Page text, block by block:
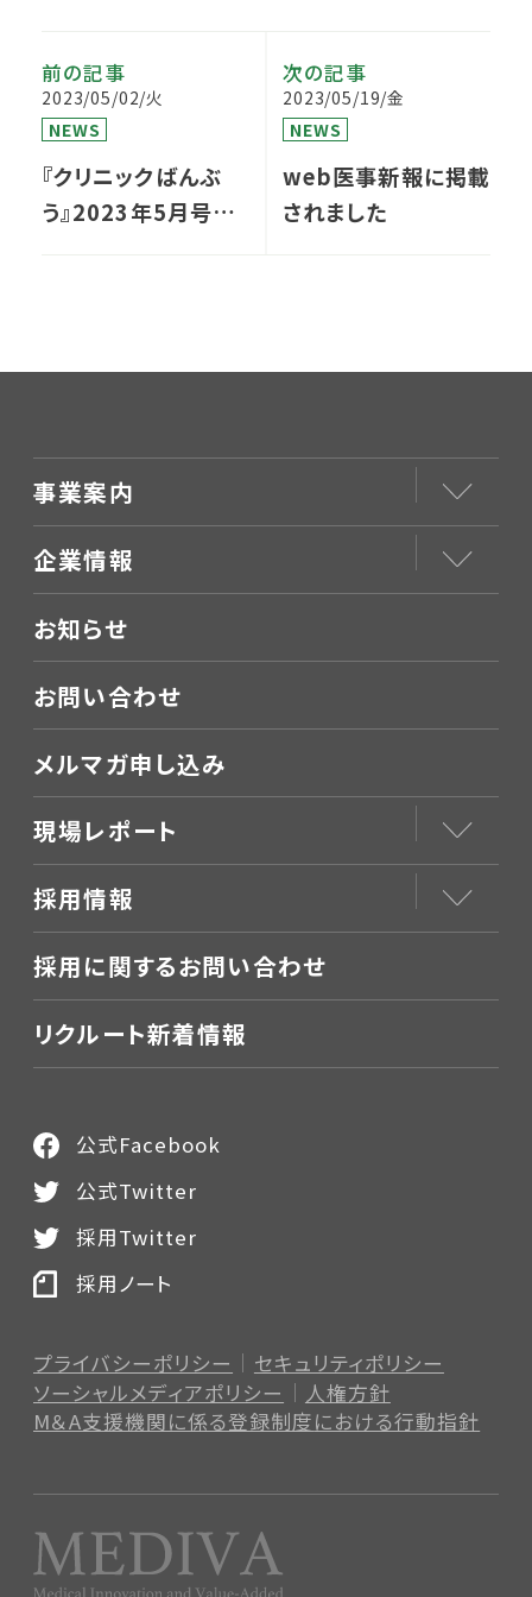
前の記事
2023/05/02/火
NEWS
『クリニックばんぶ
う』2023年5月号に
次の記事
2023/05/19/金
NEWS
web医事新報に掲載
されました
事業案内
企業情報
お知らせ
お問い合わせ
メルマガ申し込み
現場レポート
採用情報
採用に関するお問い合わせ
リクルート新着情報
プライバシーポリシー
セキュリティポリシー
ソーシャルメディアポリシー
人権方針
M＆A支援機関に係る登録制度における行動指針
公式Facebook
公式Twitter
採用Twitter
採用ノート